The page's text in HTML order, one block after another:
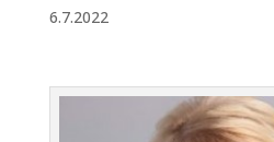
6.7.2022